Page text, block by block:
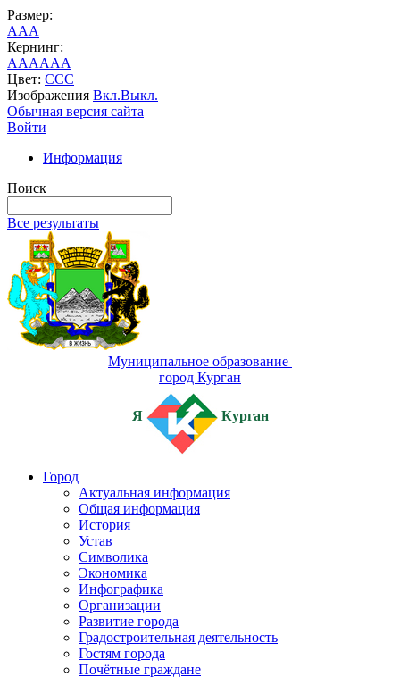
Размер:
AAA
Кернинг:
AAAAAA
Цвет: CCC
Изображения Вкл.Выкл.
Обычная версия сайта
Войти
Информация
Поиск
Все результаты
Муниципальное образование
город Курган
Я Курган
Город
Актуальная информация
Общая информация
История
Устав
Символика
Экономика
Инфографика
Организации
Развитие города
Градостроительная деятельность
Гостям города
Почётные граждане